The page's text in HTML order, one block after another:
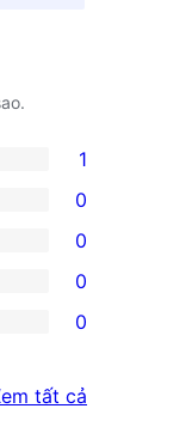
1
0
0
0
0
tất cả